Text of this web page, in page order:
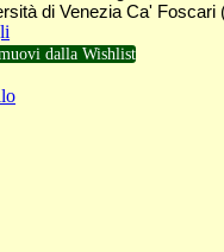
di Venezia Ca'
dalla Wishlist